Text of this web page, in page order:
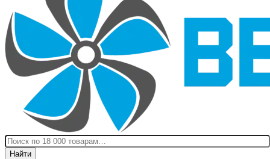
Найти